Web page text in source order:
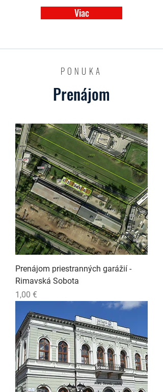
Viac
PONUKA
Prenájom
Prenájom priestranných garážií -
Rimavská Sobota
Cena
1,00 €